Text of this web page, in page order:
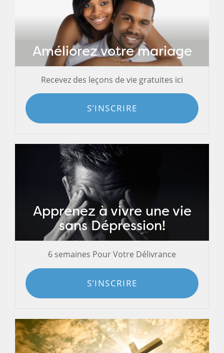
Améliorez votre mariage
Recevez des leçons de vie gratuites ici
S'INSCRIRE
Apprenez à vivre une vie
sans Dépression!
6 semaines Pour Votre Délivrance
S'INSCRIRE